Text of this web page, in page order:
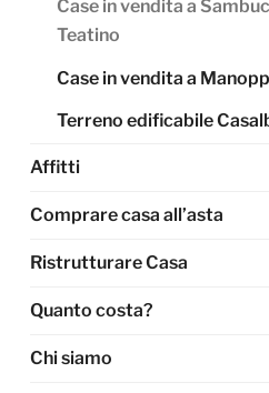
Case in vendita a
Teatino
Case in vendita a
Terreno edificabile
Affitti
Comprare casa all’asta
Ristrutturare Casa
Quanto costa?
Chi siamo